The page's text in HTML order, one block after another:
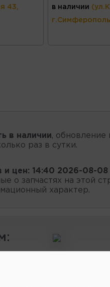
43, в наличии
в наличии, обновление
раз в сутки.
и цен: 14:40 2026-08-08
о запчастях на этой
характер.